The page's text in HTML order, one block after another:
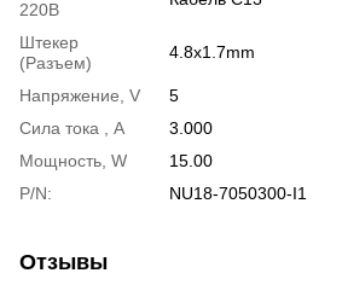
220В
Штекер
(Разъем)
4.8х1.7mm
Напряжение, V
5
Сила тока , A
3.000
Мощность, W
15.00
P/N:
NU18-7050300-I1
Отзывы